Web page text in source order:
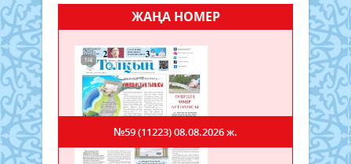
ЖАҢА НОМЕР
№59 (11223)08.08.2026 ж.